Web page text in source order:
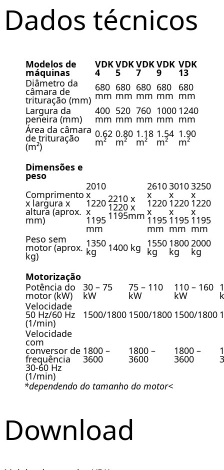
Dados técnicos
Modelos de
máquinas
VDK
4
VDK
5
VDK
7
VDK
9
VDK
13
Diâmetro da
câmara de
trituração (mm)
680
mm
680
mm
680
mm
680
mm
680
mm
Largura da
peneira (mm)
400
mm
520
mm
760
mm
1000
mm
1240
mm
Área da câmara
de trituração
(m²)
0.62
m²
0.80
m²
1.18
m²
1.54
m²
1.90
m²
Dimensões e
peso
Comprimento
x largura x
altura (aprox.
mm)
2010
x
1220
x
1195
mm
2210 x
1220 x
1195mm
2610
x
1220
x
1195
mm
3010
x
1220
x
1195
mm
3250
x
1220
x
1195
mm
Peso sem
motor (aprox.
kg)
1350
kg 1400 kg 1550
kg
1800
kg
2000
kg
Motorização
Potência do
motor (kW)
30 – 75
kW
75 – 110
kW
110 – 160
kW
Velocidade
50 Hz/60 Hz
(1/min)
1500/1800 1500/1800 1500/1800
Velocidade
com
conversor de
frequência
30-60 Hz
(1/min)
1800 –
3600
1800 –
3600
1800 –
3600
*dependendo do tamanho do motor<
Download